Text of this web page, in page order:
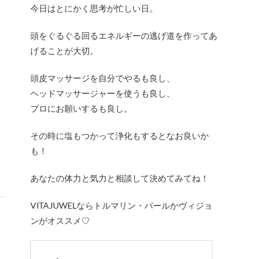
今日はとにかく思考が忙しい日。
頭をぐるぐる回るエネルギーの逃げ道を作ってあ
げることが大切。
頭皮マッサージを自分でやるも良し、
ヘッドマッサージャーを使うも良し、
プロにお願いするも良し。
その時に塩もつかって浄化もするとなお良いか
も！
あなたの体力と気力と相談して決めてみてね！
VITAJUWELならトルマリン・パールかヴィジョ
ンがオススメ♡